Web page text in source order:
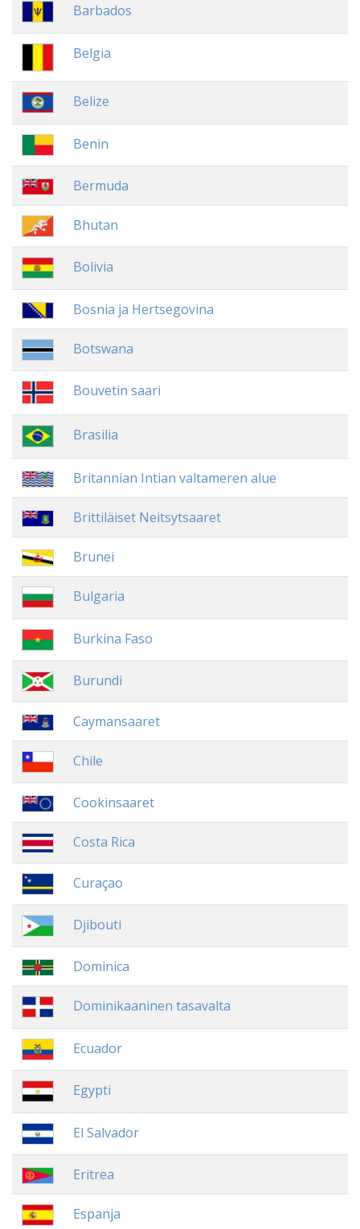
Barbados
Belgia
Belize
Benin
Bermuda
Bhutan
Bolivia
Bosnia ja Hertsegovina
Botswana
Bouvetin saari
Brasilia
Britannian Intian valtameren alue
Brittiläiset Neitsytsaaret
Brunei
Bulgaria
Burkina Faso
Burundi
Caymansaaret
Chile
Cookinsaaret
Costa Rica
Curaçao
Djibouti
Dominica
Dominikaaninen tasavalta
Ecuador
Egypti
El Salvador
Eritrea
Espanja